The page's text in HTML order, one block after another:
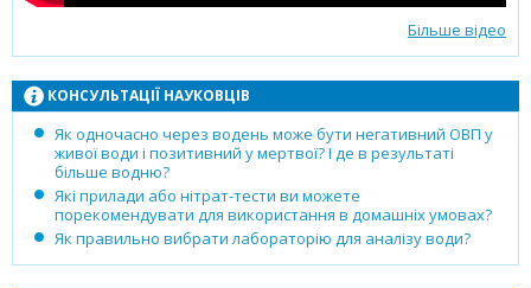
Більше відео
КОНСУЛЬТАЦІЇ НАУКОВЦІВ
Як одночасно через водень може бути негативний ОВП у
живої води і позитивний у мертвої? І де в результаті
більше водню?
Які прилади або нітрат-тести ви можете
порекомендувати для використання в домашніх умовах?
Як правильно вибрати лабораторію для аналізу води?